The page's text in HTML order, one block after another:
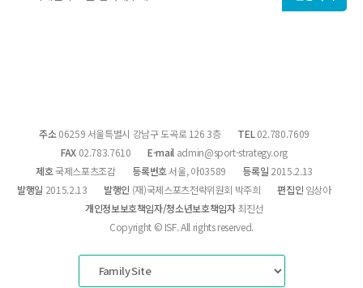
주소06259 서울특별시 강남구 도곡로 126 3층 TEL02.780.7609
FAX02.783.7610 E-mail admin@sport-strategy.org
제호국제스포츠조감 등록번호서울, 아03589 등록일 2015.2.13
발행일 2015.2.13 발행인 (재)국제스포츠전략위원회 박주희 편집인 임상아
개인정보보호책임자/청소년보호책임자최진선
Copyright © ISF. All rights reserved.